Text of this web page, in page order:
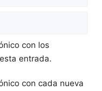
con los
entrada.
con cada nueva